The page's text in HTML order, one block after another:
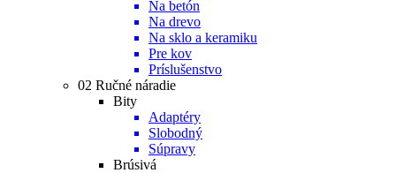
Na betón
Na drevo
Na sklo a keramiku
Pre kov
Príslušenstvo
02 Ručné náradie
Bity
Adaptéry
Slobodný
Súpravy
Brúsivá